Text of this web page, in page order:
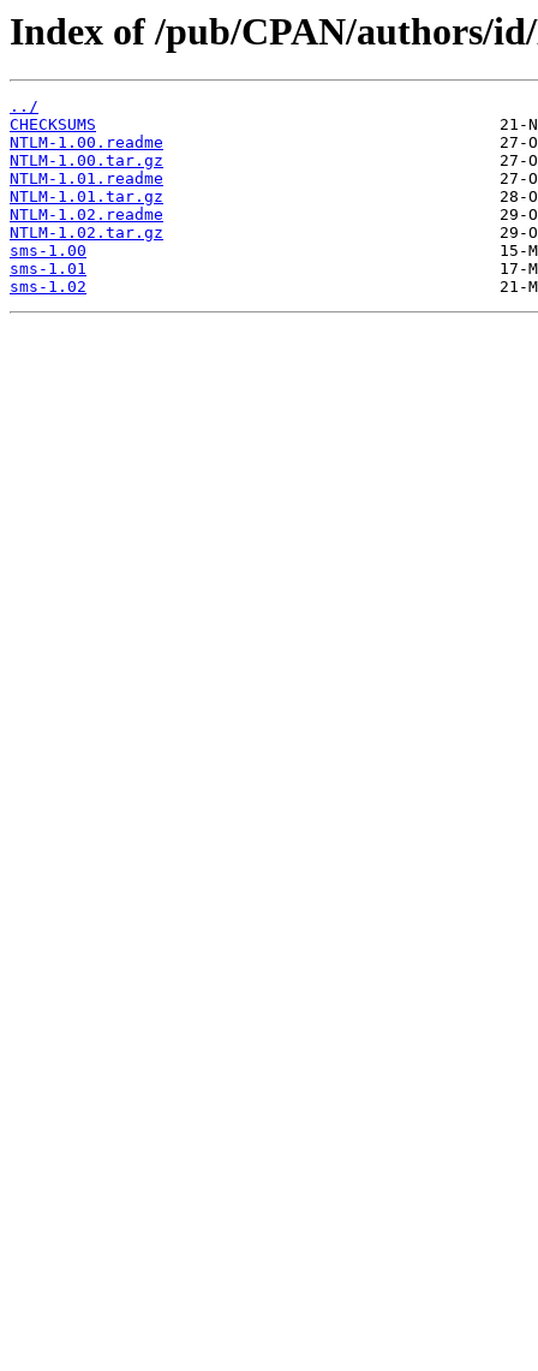
Index of /pub/CPAN/authors/
../
CHECKSUMS
NTLM-1.00.readme
NTLM-1.00.tar.gz
NTLM-1.01.readme
NTLM-1.01.tar.gz
NTLM-1.02.readme
NTLM-1.02.tar.gz
sms-1.00
sms-1.01
sms-1.02